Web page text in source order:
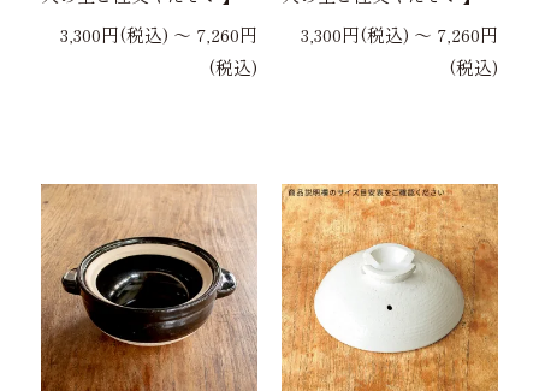
3,300円(税込) 〜 7,260円
(税込)
3,300円(税込) 〜 7,260円
(税込)